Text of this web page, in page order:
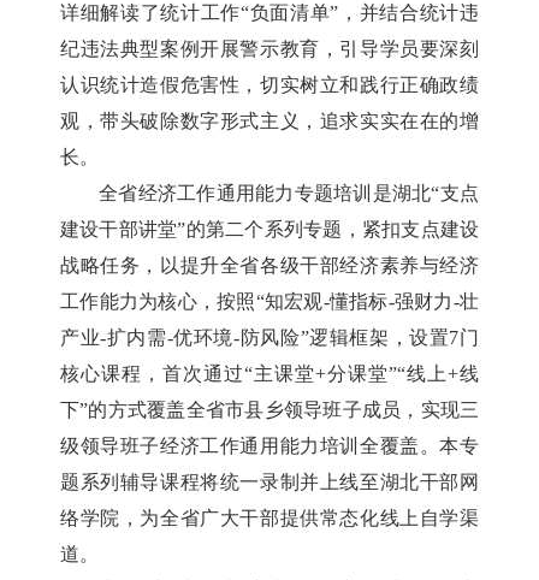
详细解读了统计工作“负面清单”，并结合统计违
纪违法典型案例开展警示教育，引导学员要深刻
认识统计造假危害性，切实树立和践行正确政绩
观，带头破除数字形式主义，追求实实在在的增
长。
全省经济工作通用能力专题培训是湖北“支点
建设干部讲堂”的第二个系列专题，紧扣支点建设
战略任务，以提升全省各级干部经济素养与经济
工作能力为核心，按照“知宏观-懂指标-强财力-壮
产业-扩内需-优环境-防风险”逻辑框架，设置7门
核心课程，首次通过“主课堂+分课堂”“线上+线
下”的方式覆盖全省市县乡领导班子成员，实现三
级领导班子经济工作通用能力培训全覆盖。本专
题系列辅导课程将统一录制并上线至湖北干部网
络学院，为全省广大干部提供常态化线上自学渠
道。